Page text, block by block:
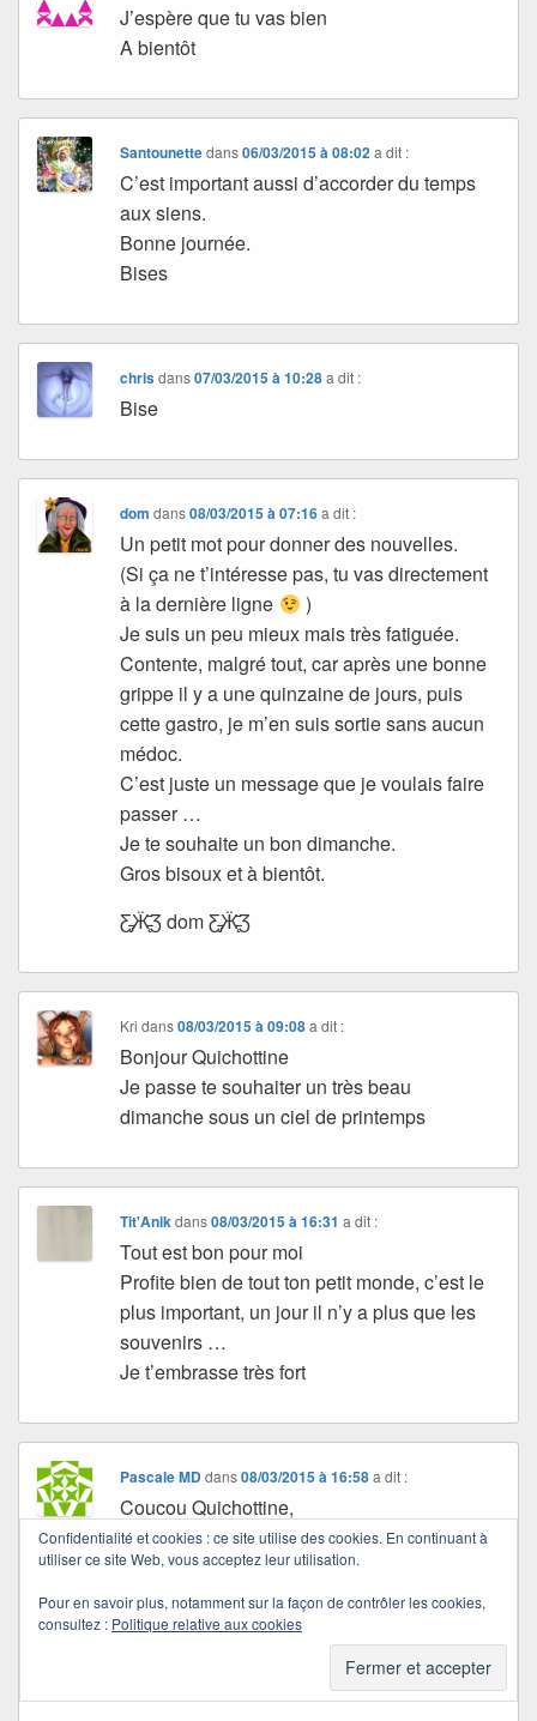
J’espère que tu vas bien
A bientôt
Santounettedans06/03/2015 à 08:02 a dit :
C’est important aussi d’accorder du temps
aux siens.
Bonne journée.
Bises
chrisdans07/03/2015 à 10:28 a dit :
Bise
dom dans08/03/2015 à 07:16 a dit :
Un petit mot pour donner des nouvelles.
(Si ça ne t’intéresse pas, tu vas directement
à la dernière ligne
)
Je suis un peu mieux mais très fatiguée.
Contente, malgré tout, car après une bonne
grippe il y a une quinzaine de jours, puis
cette gastro, je m’en suis sortie sans aucun
médoc.
C’est juste un message que je voulais faire
passer …
Je te souhaite un bon dimanche.
Gros bisoux et à bientôt.
Ƹ̵̡Ӝ̵̨̄Ʒ dom Ƹ̵̡Ӝ̵̨̄Ʒ
Kri dans08/03/2015 à 09:08 a dit :
Bonjour Quichottine
Je passe te souhaiter un très beau
dimanche sous un ciel de printemps
Tit'Anikdans08/03/2015 à 16:31 a dit :
Tout est bon pour moi
Profite bien de tout ton petit monde, c’est le
plus important, un jour il n’y a plus que les
souvenirs …
Je t’embrasse très fort
Pascale MDdans08/03/2015 à 16:58 a dit :
Coucou Quichottine,
Merci pour ta longue visite et tes gentils
commentaires qui me vont en direct au
coeur.
De retour, bientôt un article alors
Je te souhaite une belle fin de journée.
Confidentialité et cookies : ce site utilise des cookies. En continuant à
utiliser ce site Web, vous acceptez leur utilisation.
Pour en savoir plus, notamment sur la façon de contrôler les cookies,
consultez : Politique relative aux cookies